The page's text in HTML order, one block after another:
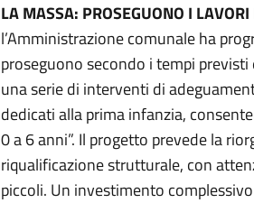
LA MASSA: PROSEGUONO I
l’Amministrazione comunale ha
proseguono secondo i tempi
una serie di interventi di
dedicati alla prima infanzia,
0 a 6 anni”. Il progetto prevede la
riqualificazione strutturale, con
piccoli. Un investimento